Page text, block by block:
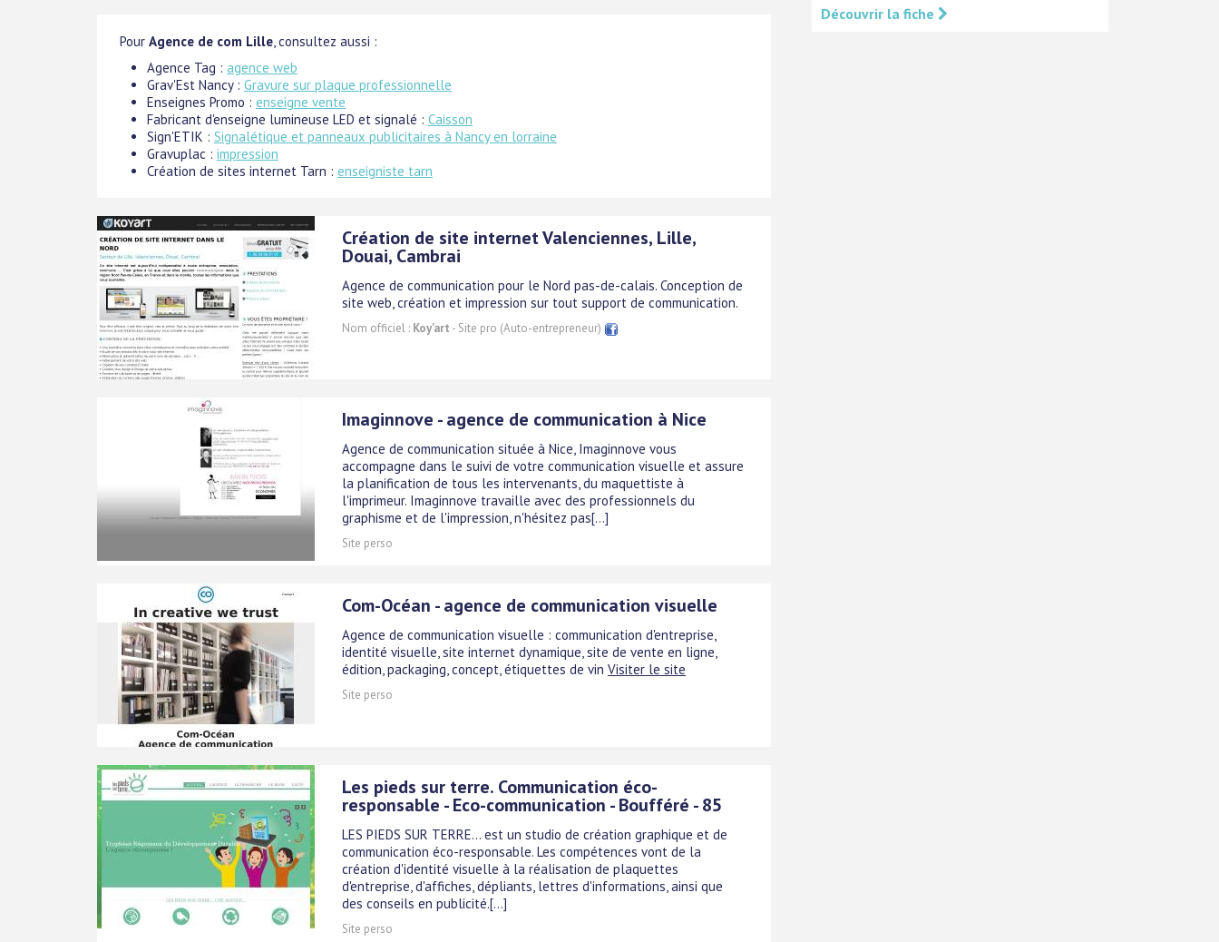
Pour Agence de com Lille, consultez aussi :
Agence Tag : agence web
Grav'Est Nancy : Gravure sur plaque professionnelle
Enseignes Promo : enseigne vente
Fabricant d'enseigne lumineuse LED et signalé : Caisson
Sign'ETIK : Signalétique et panneaux publicitaires à Nancy en lorraine
Gravuplac : impression
Création de sites internet Tarn : enseigniste tarn
Création de site internet Valenciennes, Lille,
Douai, Cambrai
Agence de communication pour le Nord pas-de-calais. Conception de
site web, création et impression sur tout support de communication.
Nom officiel : Koy'art - Site pro (Auto-entrepreneur)
Imaginnove - agence de communication à Nice
Agence de communication située à Nice, Imaginnove vous
accompagne dans le suivi de votre communication visuelle et assure
la planification de tous les intervenants, du maquettiste à
l'imprimeur. Imaginnove travaille avec des professionnels du
graphisme et de l'impression, n'hésitez pas[...]
Site perso
Com-Océan - agence de communication visuelle
Agence de communication visuelle : communication d'entreprise,
identité visuelle, site internet dynamique, site de vente en ligne,
édition, packaging, concept, étiquettes de vin Visiter le site
Site perso
Les pieds sur terre. Communication éco-
responsable - Eco-communication - Boufféré - 85
LES PIEDS SUR TERRE... est un studio de création graphique et de
communication éco-responsable. Les compétences vont de la
création d'identité visuelle à la réalisation de plaquettes
d'entreprise, d'affiches, dépliants, lettres d'informations, ainsi que
des conseils en publicité.[...]
Site perso
Découvrir la fiche